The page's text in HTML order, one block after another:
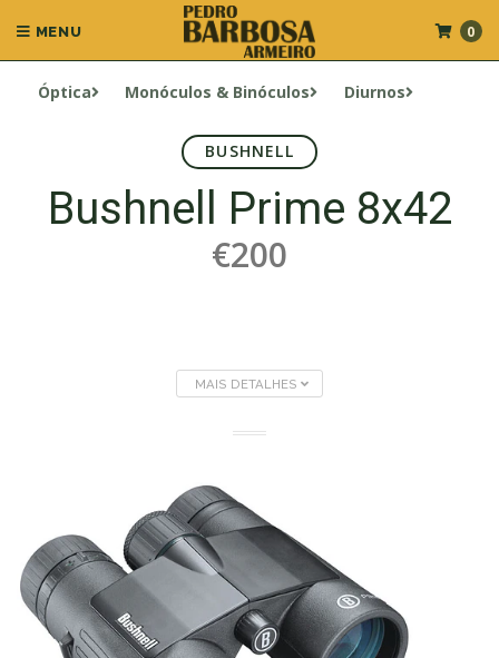
MENU 0
Óptica Monóculos & Binóculos Diurnos
BUSHNELL
Bushnell Prime 8x42
€200
MAIS DETALHES